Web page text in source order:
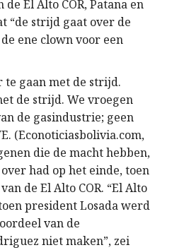
El Alto COR, Patana en
“de strijd gaat over de
ene clown voor een
te gaan met de strijd.
de strijd. We vroegen
de gasindustrie; geen
(Econoticiasbolivia.com,
die de macht hebben,
had op het einde, toen
de El Alto COR. “El Alto
president Losada werd
van de
niet maken”, zei